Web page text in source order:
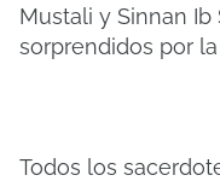
Mustali y Sinnan
sorprendidos por
Todos los